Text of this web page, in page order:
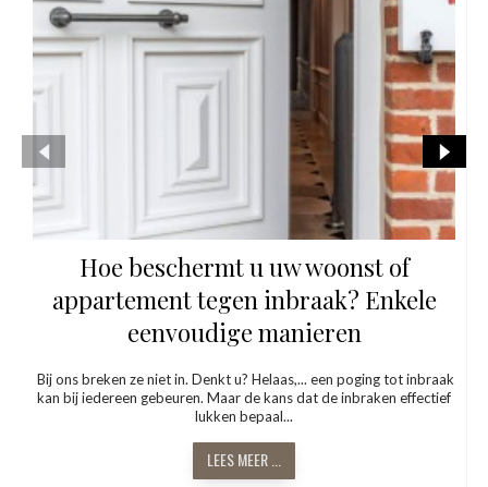
Hoe beschermt u uw woonst of
appartement tegen inbraak? Enkele
eenvoudige manieren
Bij ons breken ze niet in. Denkt u? Helaas,... een poging tot inbraak
kan bij iedereen gebeuren. Maar de kans dat de inbraken effectief
lukken bepaal...
LEES MEER ...